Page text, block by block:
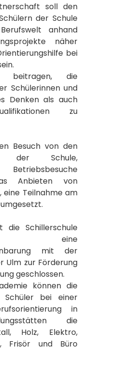
soll den
der Schule
anhand
näher
bei
die
Schülerinnen und
Denken als auch
zu
Besuch von den
der Schule,
Betriebsbesuche
Anbieten von
eine Teilnahme am
die Schillerschule
eine
mit der
Ulm zur Förderung
geschlossen.
können die
Schüler bei einer
in
die
Holz, Elektro,
Frisör und Büro